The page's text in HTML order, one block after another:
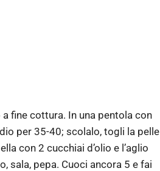
fine cottura. In una pentola con
per 35-40; scolalo, togli la pelle
con 2 cucchiai d’olio e l’aglio
sala, pepa. Cuoci ancora 5 e fai